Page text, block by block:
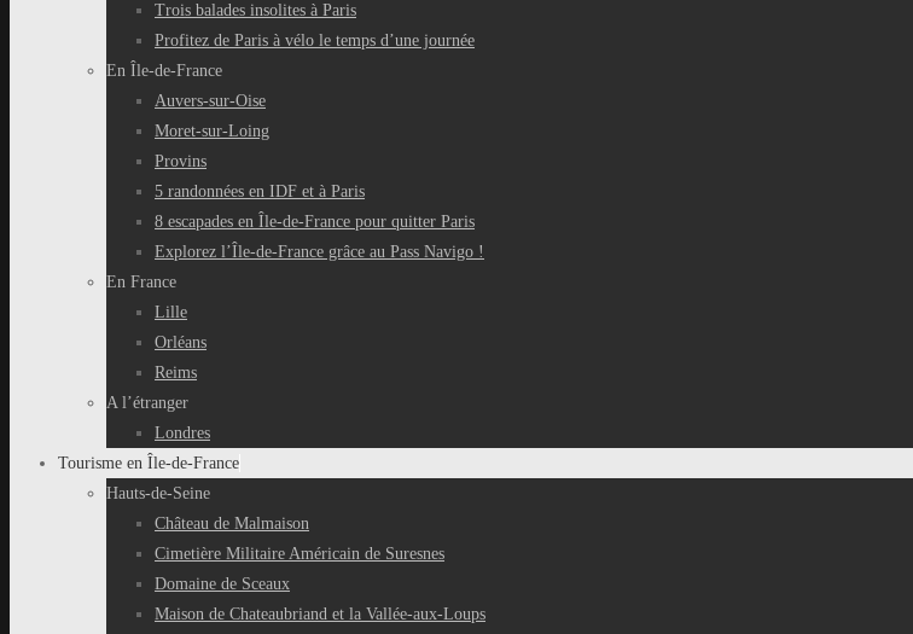
Trois balades insolites à Paris
Profitez de Paris à vélo le temps d’une journée
En Île-de-France
Auvers-sur-Oise
Moret-sur-Loing
Provins
5 randonnées en IDF et à Paris
8 escapades en Île-de-France pour quitter Paris
Explorez l’Île-de-France grâce au Pass Navigo !
En France
Lille
Orléans
Reims
A l’étranger
Londres
Tourisme en Île-de-France
Hauts-de-Seine
Château de Malmaison
Cimetière Militaire Américain de Suresnes
Domaine de Sceaux
Maison de Chateaubriand et la Vallée-aux-Loups